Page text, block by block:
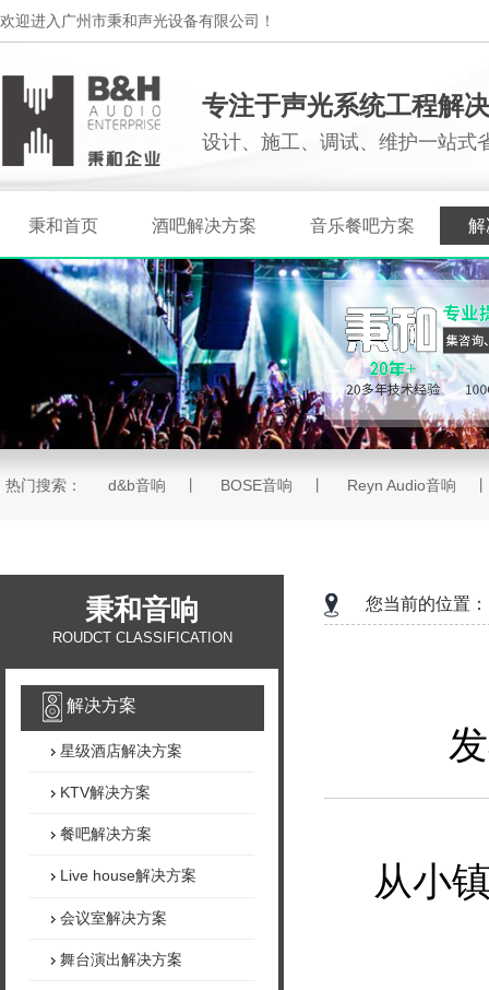
欢迎进入广州市秉和声光设备有限公司！
专注于声光系统工程解
设计、施工、调试、维护一站式
秉和首页 酒吧解决方案 音乐餐吧方案 解
热门搜索： d&b音响 丨 BOSE音响 丨 Reyn Audio音响 丨
秉和音响
ROUDCT CLASSIFICATION
解决方案
星级酒店解决方案
KTV解决方案
餐吧解决方案
Live house解决方案
会议室解决方案
舞台演出解决方案
您当前的位置：
从小